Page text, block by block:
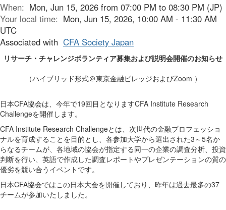
When: Mon, Jun 15, 2026 from 07:00 PM to 08:30 PM (JP)
Your local time: Mon, Jun 15, 2026, 10:00 AM - 11:30 AM
UTC
Associated with CFA Society Japan
リサーチ・チャレンジボランティア募集および説明会開催のお知らせ
（ハイブリッド形式＠東京金融ビレッジおよびZoom ）
日本CFA協会は、今年で19回目となりますCFA Institute Research
Challengeを開催します。
CFA Institute Research Challengeとは、次世代の金融プロフェッショ
ナルを育成することを目的とし、各参加大学から選出された3～5名か
らなるチームが、各地域の協会が指定する同一の企業の調査分析、投資
判断を行い、英語で作成した調査レポートやプレゼンテーションの質の
優劣を競い合うイベントです。
日本CFA協会ではこの日本大会を開催しており、昨年は過去最多の37
チームが参加いたしました。